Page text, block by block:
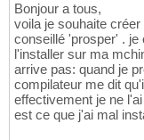
Bonjour a tous,
voila je souhaite
conseillé 'prosper' .
l'installer sur ma
arrive pas: quand je
compilateur me dit
effectivement je ne
est ce que j'ai mal